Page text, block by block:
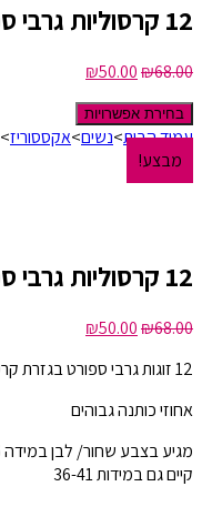
12 קרסוליות גרבי ספורט…
₪68.00
₪50.00
בחירת אפשרויות
עמוד הבית>נשים>אקססוריז>
מבצע!
12 קרסוליות גרבי ספורט 40-46
₪68.00
₪50.00
12 זוגות גרבי ספורט בגזרת קרסוליות
אחוזי כותנה גבוהים
מגיע בצבע שחור/ לבן במידה 40-46
קיים גם במידות 36-41